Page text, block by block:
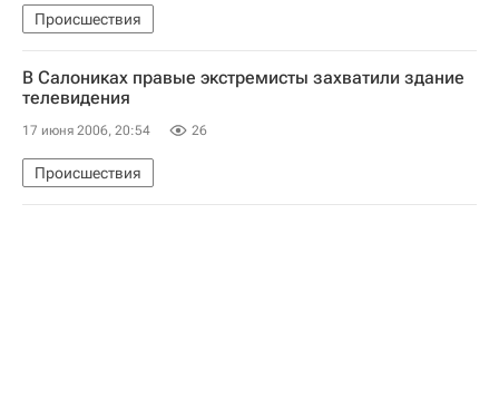
Происшествия
В Салониках правые экстремисты захватили здание
телевидения
17 июня 2006, 20:54 26
Происшествия